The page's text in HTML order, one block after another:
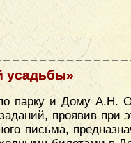
усадьбы»
парку и Дому А.Н.
проявив при
письма,